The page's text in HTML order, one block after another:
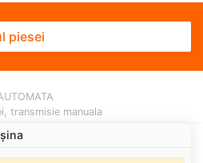
transmisie manuala